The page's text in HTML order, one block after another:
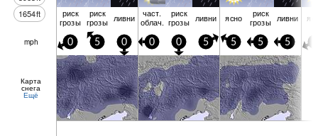
1654ft риск
грозы
риск
грозы ливни част.
облач.
риск
грозы ливни ясно риск
грозы ливни
mph 0 5 0 0 0 5 5 5 5
Карта
снега
Ещё